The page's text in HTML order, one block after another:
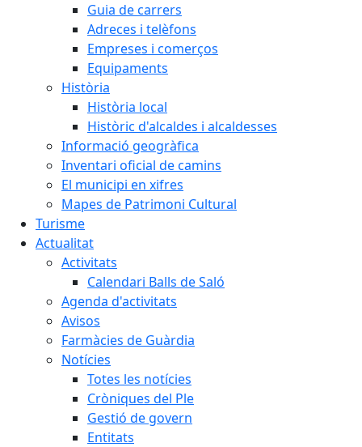
Guia de carrers
Adreces i telèfons
Empreses i comerços
Equipaments
Història
Història local
Històric d'alcaldes i alcaldesses
Informació geogràfica
Inventari oficial de camins
El municipi en xifres
Mapes de Patrimoni Cultural
Turisme
Actualitat
Activitats
Calendari Balls de Saló
Agenda d'activitats
Avisos
Farmàcies de Guàrdia
Notícies
Totes les notícies
Cròniques del Ple
Gestió de govern
Entitats